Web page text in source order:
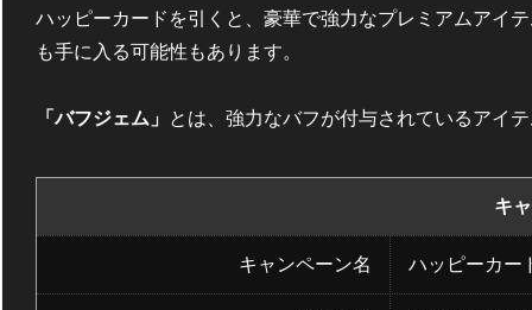
ハッピーカードを引くと、豪華で強力なプレミアムアイ
も手に入る可能性もあります。
「バフジェム」 とは、強力なバフが付与されているアイ
キ
キャンペーン名 ハッピーカー